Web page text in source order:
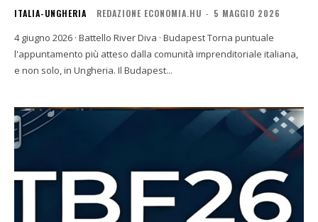
ITALIA-UNGHERIA REDAZIONE ECONOMIA.HU - 5 MAGGIO 2026
4 giugno 2026 · Battello River Diva · Budapest Torna puntuale
l'appuntamento più atteso dalla comunità imprenditoriale italiana,
e non solo, in Ungheria. Il Budapest...